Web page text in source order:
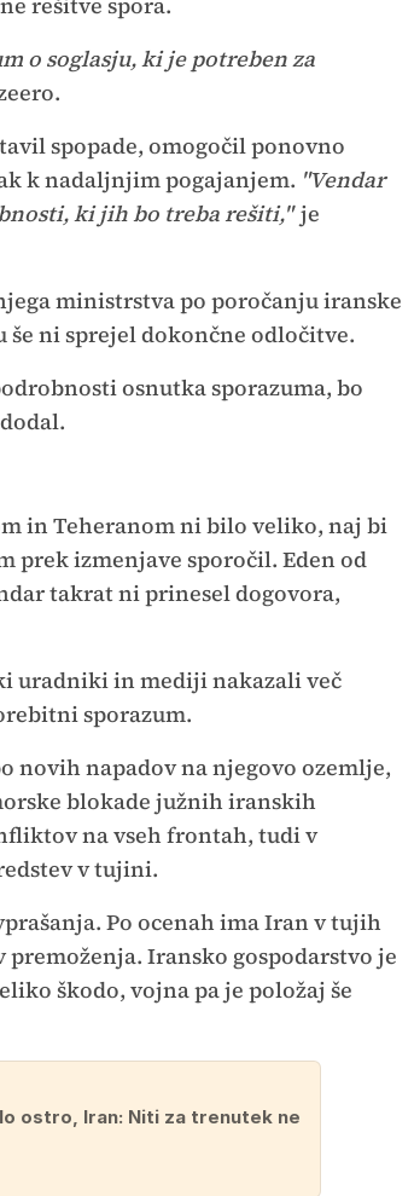
o soglasju, ki je potreben za
spopade, omogočil ponovno
k nadaljnjim pogajanjem. "Vendar
ki jih bo treba rešiti,"je
ministrstva po poročanju iranske
še ni sprejel dokončne odločitve.
osnutka sporazuma, bo
in Teheranom ni bilo veliko, naj bi
prek izmenjave sporočil. Eden od
takrat ni prinesel dogovora,
uradniki in mediji nakazali več
sporazum.
novih napadov na njegovo ozemlje,
blokade južnih iranskih
na vseh frontah, tudi v
v tujini.
Po ocenah ima Iran v tujih
Iransko gospodarstvo je
škodo, vojna pa je položaj še
ostro, Iran: Niti za trenutek ne